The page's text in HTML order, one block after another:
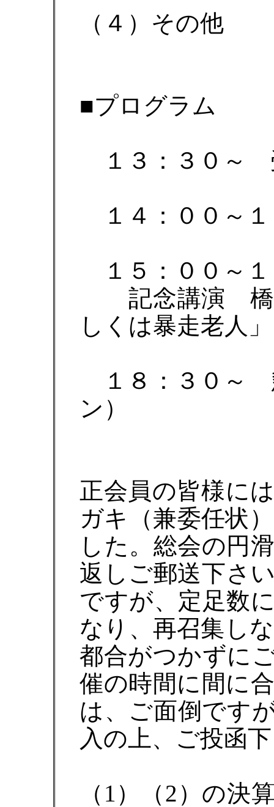
（４）その他
■プログラム
１３：３０～
１４：００～
１５：００～１
記念講演 橋
しくは暴走老人」
１８：３０～
ン）
正会員の皆様に
ガキ（兼委任状
した。総会の円
返しご郵送下さ
ですが、定足数
なり、再召集し
都合がつかずに
催の時間に間に
は、ご面倒です
入の上、ご投函
（1）（2）の決